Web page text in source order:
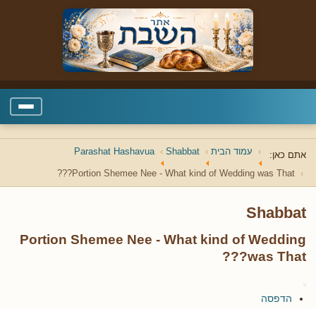
אתם כאן: עמוד הבית Shabbat
Parashat Hashavua
Portion Shemee Nee - What kind of Wedding was That???
Shabbat
Portion Shemee Nee - What kind of Wedding
was That???
הדפסה